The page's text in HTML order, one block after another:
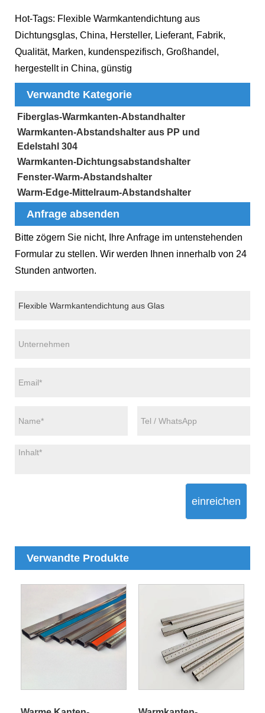
Hot-Tags: Flexible Warmkantendichtung aus
Dichtungsglas, China, Hersteller, Lieferant, Fabrik,
Qualität, Marken, kundenspezifisch, Großhandel,
hergestellt in China, günstig
Verwandte Kategorie
Fiberglas-Warmkanten-Abstandhalter
Warmkanten-Abstandshalter aus PP und
Edelstahl 304
Warmkanten-Dichtungsabstandshalter
Fenster-Warm-Abstandshalter
Warm-Edge-Mittelraum-Abstandshalter
Anfrage absenden
Bitte zögern Sie nicht, Ihre Anfrage im untenstehenden
Formular zu stellen. Wir werden Ihnen innerhalb von 24
Stunden antworten.
einreichen
Verwandte Produkte